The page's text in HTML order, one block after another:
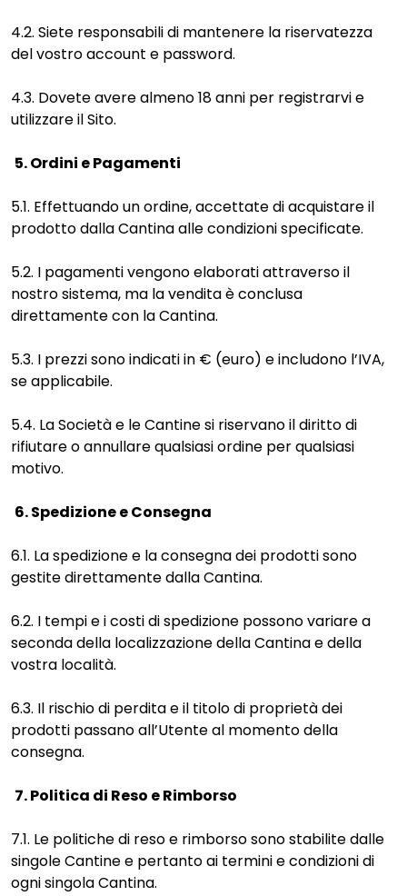
4.2. Siete responsabili di mantenere la riservatezza
del vostro account e password.
4.3. Dovete avere almeno 18 anni per registrarvi e
utilizzare il Sito.
5. Ordini e Pagamenti
5.1. Effettuando un ordine, accettate di acquistare il
prodotto dalla Cantina alle condizioni specificate.
5.2. I pagamenti vengono elaborati attraverso il
nostro sistema, ma la vendita è conclusa
direttamente con la Cantina.
5.3. I prezzi sono indicati in € (euro) e includono l’IVA,
se applicabile.
5.4. La Società e le Cantine si riservano il diritto di
rifiutare o annullare qualsiasi ordine per qualsiasi
motivo.
6. Spedizione e Consegna
6.1. La spedizione e la consegna dei prodotti sono
gestite direttamente dalla Cantina.
6.2. I tempi e i costi di spedizione possono variare a
seconda della localizzazione della Cantina e della
vostra località.
6.3. Il rischio di perdita e il titolo di proprietà dei
prodotti passano all’Utente al momento della
consegna.
7. Politica di Reso e Rimborso
7.1. Le politiche di reso e rimborso sono stabilite dalle
singole Cantine e pertanto ai termini e condizioni di
ogni singola Cantina.